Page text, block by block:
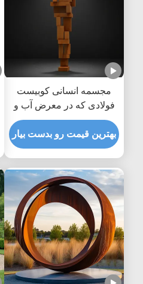
مجسمه انسانی کوبیست
فولادی که در معرض آب و
هوا قرار دارد مجسمه فلزی
بزرگ برای هنر عمومی
بهترین قیمت رو بدست بیار